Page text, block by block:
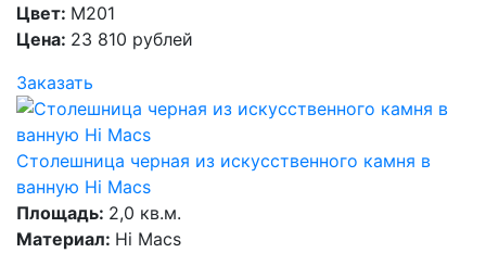
Цвет: M201
Цена: 23 810 рублей
Заказать
Столешница черная из искусственного камня в
ванную Hi Macs
Площадь: 2,0 кв.м.
Материал: Hi Macs